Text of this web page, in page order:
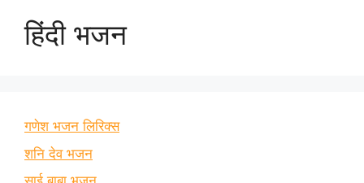
हिंदी भजन
गणेश भजन लिरिक्स
शनि देव भजन